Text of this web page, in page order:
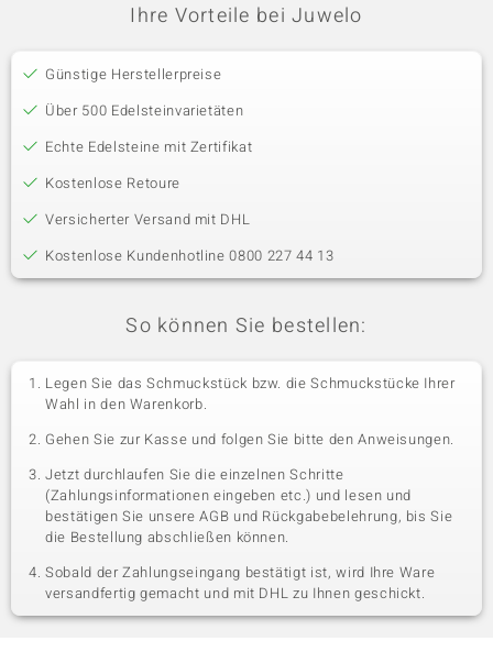
Ihre Vorteile bei Juwelo
Günstige Herstellerpreise
Über 500 Edelsteinvarietäten
Echte Edelsteine mit Zertifikat
Kostenlose Retoure
Versicherter Versand mit DHL
Kostenlose Kundenhotline 0800 227 44 13
So können Sie bestellen:
Legen Sie das Schmuckstück bzw. die Schmuckstücke Ihrer
Wahl in den Warenkorb.
Gehen Sie zur Kasse und folgen Sie bitte den Anweisungen.
Jetzt durchlaufen Sie die einzelnen Schritte
(Zahlungsinformationen eingeben etc.) und lesen und
bestätigen Sie unsere AGB und Rückgabebelehrung, bis Sie
die Bestellung abschließen können.
Sobald der Zahlungseingang bestätigt ist, wird Ihre Ware
versandfertig gemacht und mit DHL zu Ihnen geschickt.